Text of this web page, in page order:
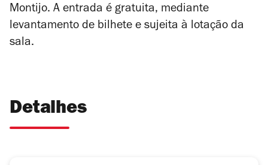
Montijo. A entrada é gratuita, mediante
levantamento de bilhete e sujeita à lotação da
sala.
Detalhes